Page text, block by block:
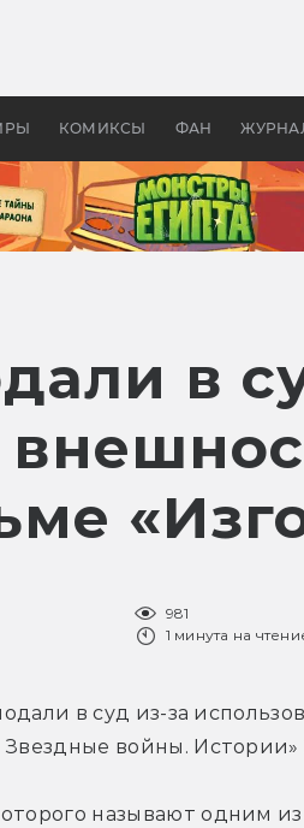
КОМИКСЫ ФАН
России —
бы
в
981
1 минута на
в суд из‑за
войны. Истории»
называют одним из